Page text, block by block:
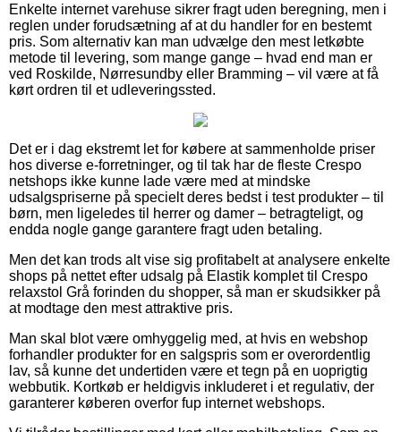
Enkelte internet varehuse sikrer fragt uden beregning, men i
reglen under forudsætning af at du handler for en bestemt
pris. Som alternativ kan man udvælge den mest letkøbte
metode til levering, som mange gange – hvad end man er
ved Roskilde, Nørresundby eller Bramming – vil være at få
kørt ordren til et udleveringssted.
Det er i dag ekstremt let for købere at sammenholde priser
hos diverse e-forretninger, og til tak har de fleste Crespo
netshops ikke kunne lade være med at mindske
udsalgspriserne på specielt deres bedst i test produkter – til
børn, men ligeledes til herrer og damer – betragteligt, og
endda nogle gange garantere fragt uden betaling.
Men det kan trods alt vise sig profitabelt at analysere enkelte
shops på nettet efter udsalg på Elastik komplet til Crespo
relaxstol Grå forinden du shopper, så man er skudsikker på
at modtage den mest attraktive pris.
Man skal blot være omhyggelig med, at hvis en webshop
forhandler produkter for en salgspris som er overordentlig
lav, så kunne det undertiden være et tegn på en uoprigtig
webbutik. Kortkøb er heldigvis inkluderet i et regulativ, der
garanterer køberen overfor fup internet webshops.